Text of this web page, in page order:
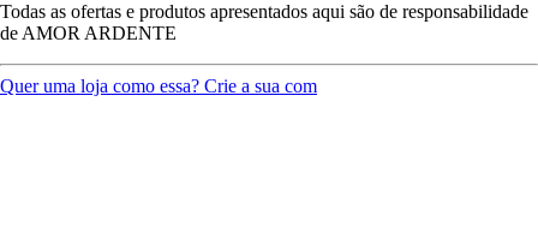
Todas as ofertas e produtos apresentados aqui são de responsabilidade
de AMOR ARDENTE
Quer uma loja como essa? Crie a sua com